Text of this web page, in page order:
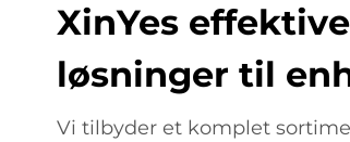
XinYes
løsninger til
Vi tilbyder et komplet